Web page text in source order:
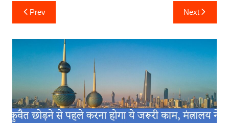
Post
navigation
Prev Next